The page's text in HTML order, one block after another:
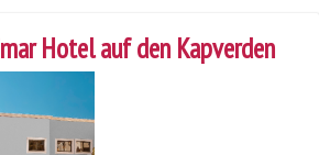
Hotel auf den Kapverden